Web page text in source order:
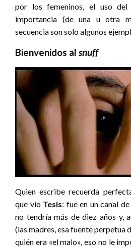
por los femeninos, el uso
importancia (de una u otra
secuencia son solo algunos
Bienvenidos al snuff
Quien escribe recuerda
que vio Tesis: fue en un canal
no tendría más de diez años y,
(las madres, esa fuente perpetua
quién era «el malo», eso no le